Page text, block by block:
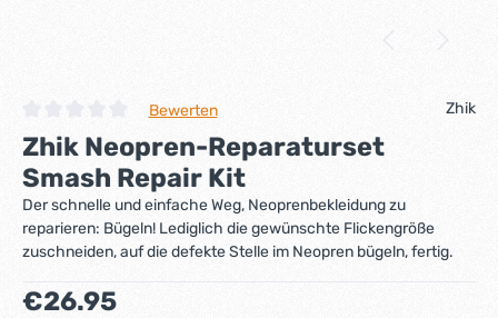
Durchschnittliche Bewertung von 0 von 5 Sternen
Bewerten Zhik
Zhik Neopren-Reparaturset
Smash Repair Kit
Der schnelle und einfache Weg, Neoprenbekleidung zu
reparieren: Bügeln! Lediglich die gewünschte Flickengröße
zuschneiden, auf die defekte Stelle im Neopren bügeln, fertig.
Regulärer Preis:
€26.95